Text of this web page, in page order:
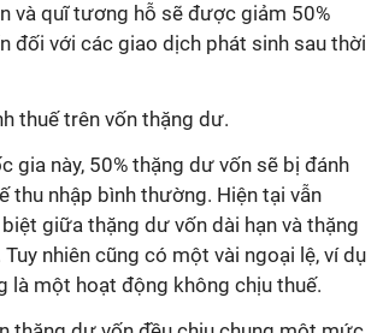
và quĩtương hỗ sẽ được giảm 50%
đối với các giao dịch phát sinh sau thời
thuế trên vốn thặng dư.
gia này, 50% thặng dư vốn sẽ bị đánh
thu nhập bình thường. Hiện tại vẫn
giữa thặng dư vốn dài hạn và thặng
nhiên cũng có một vài ngoại lệ, ví dụ
là một hoạt động không chịu thuế.